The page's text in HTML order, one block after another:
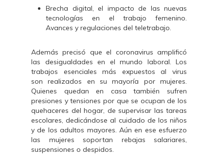
Brecha digital, el impacto de las nuevas
tecnologías en el trabajo femenino.
Avances y regulaciones del teletrabajo.
Además precisó que el coronavirus amplificó
las desigualdades en el mundo laboral. Los
trabajos esenciales más expuestos al virus
son realizados en su mayoría por mujeres.
Quienes quedan en casa también sufren
presiones y tensiones por que se ocupan de los
quehaceres del hogar, de supervisar las tareas
escolares, dedicándose al cuidado de los niños
y de los adultos mayores. Aún en ese esfuerzo
las mujeres soportan rebajas salariares,
suspensiones o despidos.